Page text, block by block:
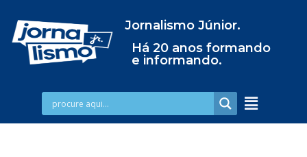
Jornalismo Júnior.
Há 20 anos formando
e informando.